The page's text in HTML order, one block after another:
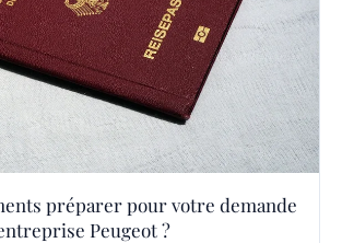
préparer pour votre demande
Peugeot ?